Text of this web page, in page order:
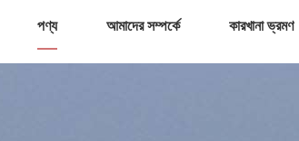
পণ্য আমাদের সম্পর্কে কারখানা ভ্রমণ